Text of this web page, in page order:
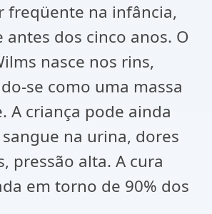
freqüente na infância,
dos cinco anos. O
nasce nos rins,
se como uma massa
A criança pode ainda
na urina, dores
pressão alta. A cura
em torno de 90% dos